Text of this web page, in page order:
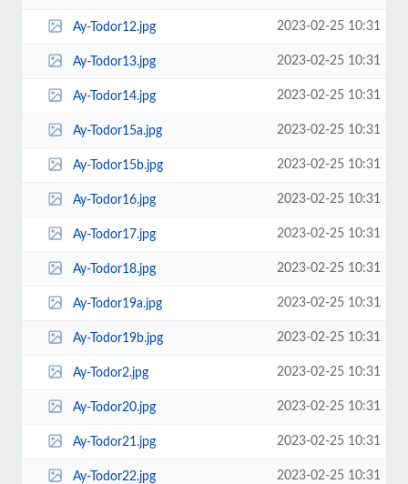
Ay-Todor12.jpg 2023-02-25 10:31
Ay-Todor13.jpg 2023-02-25 10:31
Ay-Todor14.jpg 2023-02-25 10:31
Ay-Todor15a.jpg 2023-02-25 10:31
Ay-Todor15b.jpg 2023-02-25 10:31
Ay-Todor16.jpg 2023-02-25 10:31
Ay-Todor17.jpg 2023-02-25 10:31
Ay-Todor18.jpg 2023-02-25 10:31
Ay-Todor19a.jpg 2023-02-25 10:31
Ay-Todor19b.jpg 2023-02-25 10:31
Ay-Todor2.jpg 2023-02-25 10:31
Ay-Todor20.jpg 2023-02-25 10:31
Ay-Todor21.jpg 2023-02-25 10:31
Ay-Todor22.jpg 2023-02-25 10:31